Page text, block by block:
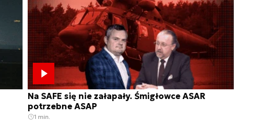
Na SAFE się nie załapały. Śmigłowce ASAR
potrzebne ASAP
1 min.